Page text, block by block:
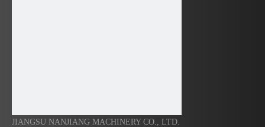
JIANGSU NANJIANG MACHINERY CO., LTD.